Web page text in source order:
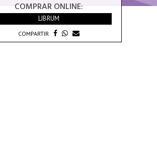
COMPRAR ONLINE:
LIBRUM
COMPARTIR